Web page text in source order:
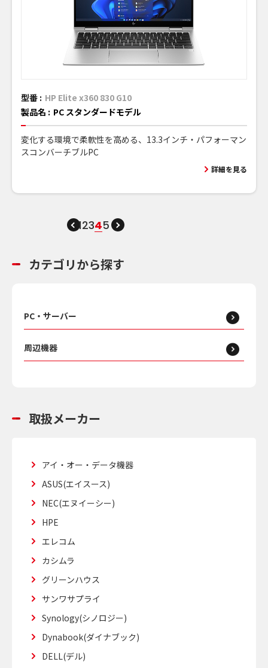
型番 : HP Elite x360 830 G10
製品名 : PC スタンダードモデル
変化する環境で柔軟性を高める、13.3インチ・パフォーマン
スコンバーチブルPC
詳細を見る
12345
カテゴリから探す
PC・サーバー
周辺機器
取扱メーカー
アイ・オー・データ機器
ASUS(エイスース)
NEC(エヌイーシー)
HPE
エレコム
カシムラ
グリーンハウス
サンワサプライ
Synology(シノロジー)
Dynabook(ダイナブック)
DELL(デル)